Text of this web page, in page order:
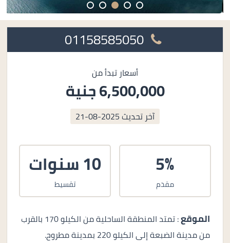
أسعار تبدأ من
6,500,000 جنية
آخر تحديث 2025-08-21
5%
مقدم
10 سنوات
تقسيط
الموقع
: تمتد المنطقة الساحلية من الكيلو 170 بالقرب
من مدينة الضبعة إلى الكيلو 220 بمدينة مطروح.